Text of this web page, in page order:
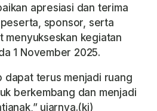
apresiasi dan terima
sponsor, serta
menyukseskan kegiatan
1 November 2025.
dapat terus menjadi ruang
berkembang dan menjadi
ujarnya.(ki)